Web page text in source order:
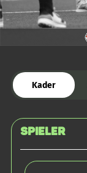
Kader
Spieler